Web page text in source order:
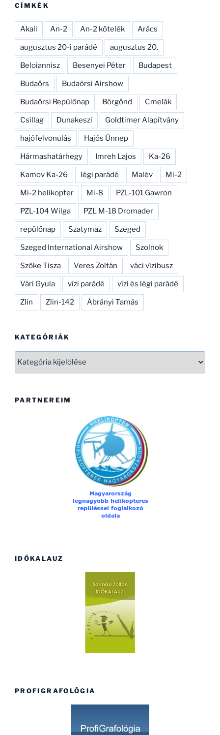
CÍMKÉK
Akali An-2 An-2 kötelék Arács
augusztus 20-i parádé augusztus 20.
Beloiannisz Besenyei Péter Budapest
Budaörs Budaörsi Airshow
Budaörsi Repülőnap Börgönd Cmelák
Csillag Dunakeszi Goldtimer Alapítvány
hajófelvonulás Hajós Ünnep
Hármashatárhegy Imreh Lajos Ka-26
Kamov Ka-26 légi parádé Malév Mi-2
Mi-2 helikopter Mi-8 PZL-101 Gawron
PZL-104 Wilga PZL M-18 Dromader
repülőnap Szatymaz Szeged
Szeged International Airshow Szolnok
Szőke Tisza Veres Zoltán váci vízibusz
Vári Gyula vízi parádé vízi és légi parádé
Zlin Zlin-142 Ábrányi Tamás
KATEGÓRIÁK
PARTNEREIM
IDŐKALAUZ
PROFIGRAFOLÓGIA